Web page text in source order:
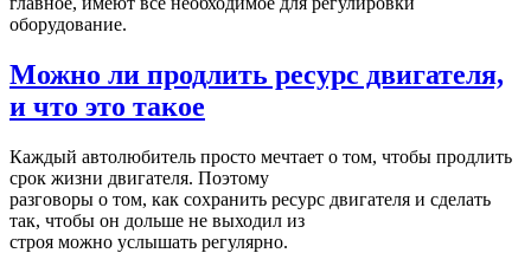
оборудование.
Можно ли продлить ресурс двигателя,
и что это такое
Каждый автолюбитель просто мечтает о том, чтобы продлить
срок жизни двигателя. Поэтому
разговоры о том, как сохранить ресурс двигателя и сделать
так, чтобы он дольше не выходил из
строя можно услышать регулярно.